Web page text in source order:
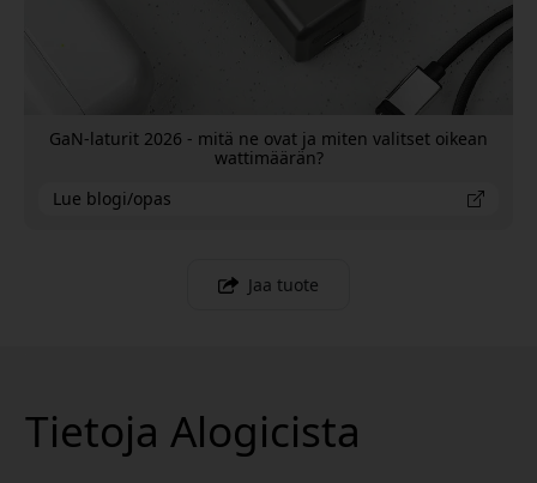
GaN-laturit 2026 - mitä ne ovat ja miten valitset oikean
wattimäärän?
Lue blogi/opas
Jaa tuote
Tietoja Alogicista